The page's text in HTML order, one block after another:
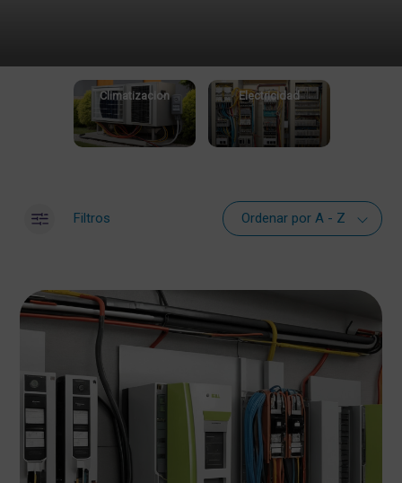
Climatizacion Electricidad
Filtros